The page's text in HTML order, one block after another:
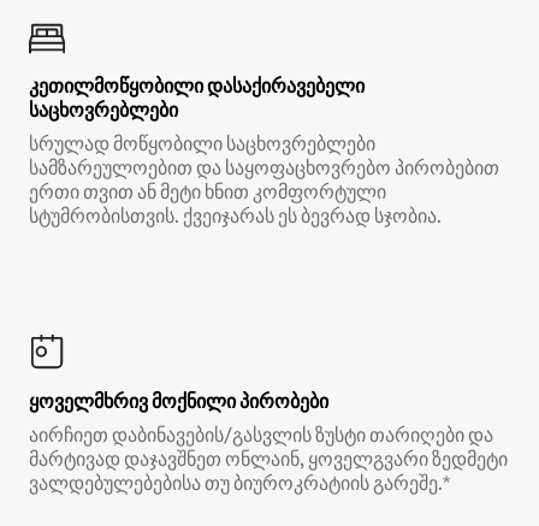
კეთილმოწყობილი დასაქირავებელი
საცხოვრებლები
სრულად მოწყობილი საცხოვრებლები
სამზარეულოებით და საყოფაცხოვრებო პირობებით
ერთი თვით ან მეტი ხნით კომფორტული
სტუმრობისთვის. ქვეიჯარას ეს ბევრად სჯობია.
ყოველმხრივ მოქნილი პირობები
აირჩიეთ დაბინავების/გასვლის ზუსტი თარიღები და
მარტივად დაჯავშნეთ ონლაინ, ყოველგვარი ზედმეტი
ვალდებულებებისა თუ ბიუროკრატიის გარეშე.*